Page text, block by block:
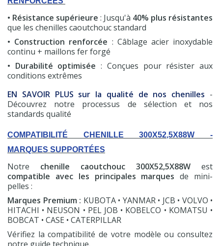
(7 avis)
• Résistance supérieure : Jusqu'à 40% plus résistantes
que les chenilles caoutchouc standard
• Construction renforcée : Câblage acier inoxydable
continu + maillons fer forgé
• Durabilité optimisée : Conçues pour résister aux
conditions extrêmes
EN SAVOIR PLUS sur la qualité de nos chenilles -
Découvrez notre processus de sélection et nos
standards qualité
COMPATIBILITÉ CHENILLE 300X52,5X88W -
MARQUES SUPPORTÉES
Notre chenille caoutchouc 300X52,5X88W est
compatible avec les principales marques de mini-
pelles :
Marques Premium : KUBOTA • YANMAR • JCB • VOLVO •
HITACHI • NEUSON • PEL JOB • KOBELCO • KOMATSU •
BOBCAT • CASE • CATERPILLAR
Vérifiez la compatibilité de votre modèle ou consultez